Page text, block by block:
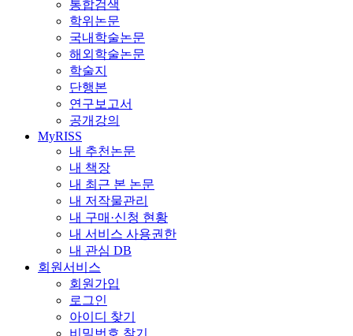
통합검색
학위논문
국내학술논문
해외학술논문
학술지
단행본
연구보고서
공개강의
MyRISS
내 추천논문
내 책장
내 최근 본 논문
내 저작물관리
내 구매·신청 현황
내 서비스 사용권한
내 관심 DB
회원서비스
회원가입
로그인
아이디 찾기
비밀번호 찾기